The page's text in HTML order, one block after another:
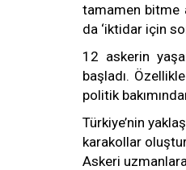
tamamen bitme
da ‘iktidar için
12 askerin
başladı.
politik
Türkiye’nin
karakollar
Askeri